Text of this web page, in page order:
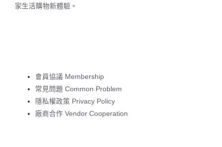
家生活購物新體驗。
會員協議 Membership
常見問題 Common Problem
隱私權政策 Privacy Policy
廠商合作 Vendor Cooperation